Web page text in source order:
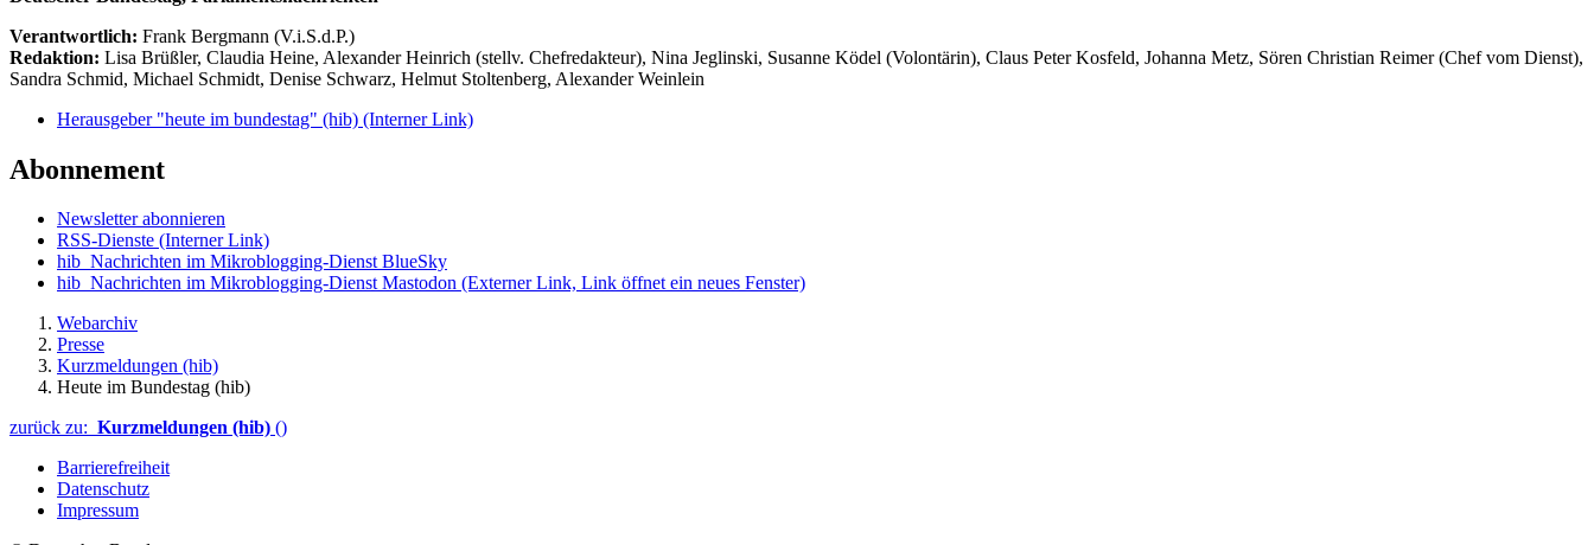
Verantwortlich: Frank Bergmann (V.i.S.d.P.)
Redaktion: Lisa Brüßler, Claudia Heine, Alexander Heinrich (stellv. Chefredakteur), Nina Jeglinski, Susanne Ködel (Volontärin), Claus Peter Kosfeld, Johanna Metz, Sören Christian Reimer (Chef vom Dienst),
Sandra Schmid, Michael Schmidt, Denise Schwarz, Helmut Stoltenberg, Alexander Weinlein
Herausgeber "heute im bundestag" (hib) (Interner Link)
Abonnement
Newsletter abonnieren
RSS-Dienste (Interner Link)
hib_Nachrichten im Mikroblogging-Dienst BlueSky
hib_Nachrichten im Mikroblogging-Dienst Mastodon (Externer Link, Link öffnet ein neues Fenster)
Webarchiv
Presse
Kurzmeldungen (hib)
Heute im Bundestag (hib)
zurück zu: Kurzmeldungen (hib) ()
Barrierefreiheit
Datenschutz
Impressum